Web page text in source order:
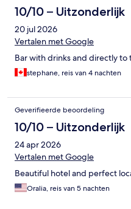
10/10 – Uitzonderlijk
20 jul 2026
Vertalen met Google
Bar with drinks and directly
stephane, reis van 4 nachten
Geverifieerde beoordeling
10/10 – Uitzonderlijk
24 apr 2026
Vertalen met Google
Beautiful hotel and perfect
Oralia, reis van 5 nachten